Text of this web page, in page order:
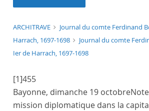
ARCHITRAVE
Journal du comte Ferdinand
Harrach, 1697-1698
Journal du comte
Ier de Harrach, 1697-1698
[1]455
Bayonne, dimanche 19 octobre
mission diplomatique dans la